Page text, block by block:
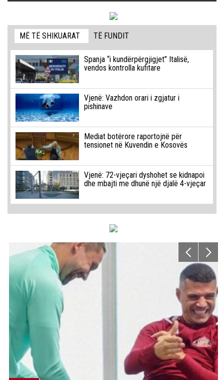
MË TË SHIKUARAT TË FUNDIT
Spanja “i kundërpërgjigjet” Italisë,
vendos kontrolla kufitare
Vjenë: Vazhdon orari i zgjatur i
pishinave
Mediat botërore raportojnë për
tensionet në Kuvendin e Kosovës
Vjenë: 72-vjeçari dyshohet se kidnapoi
dhe mbajti me dhunë një djalë 4-vjeçar